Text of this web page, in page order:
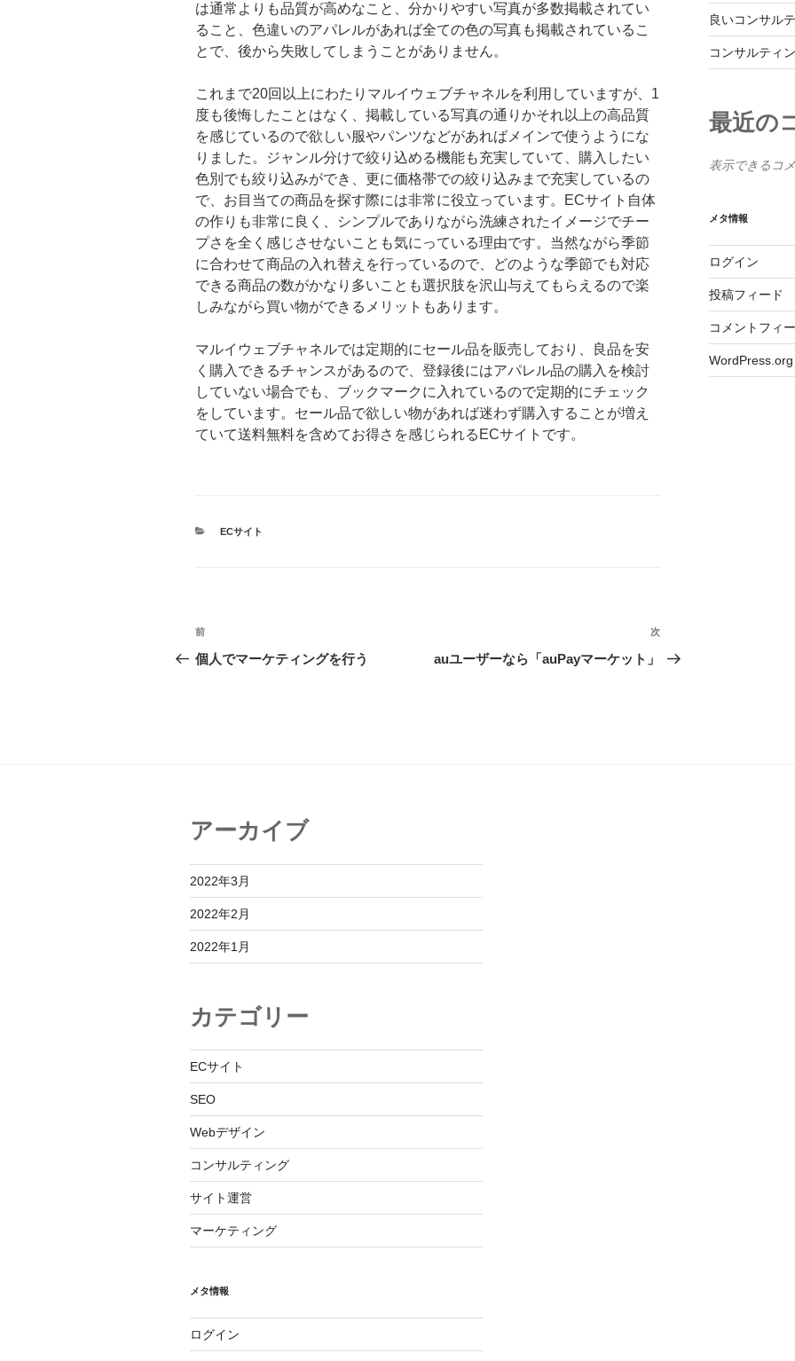
は通常よりも品質が高めなこと、分かりやすい写真が多数掲載されてい
ること、色違いのアパレルがあれば全ての色の写真も掲載されているこ
とで、後から失敗してしまうことがありません。
これまで20回以上にわたりマルイウェブチャネルを利用していますが、1
度も後悔したことはなく、掲載している写真の通りかそれ以上の高品質
を感じているので欲しい服やパンツなどがあればメインで使うようにな
りました。ジャンル分けで絞り込める機能も充実していて、購入したい
色別でも絞り込みができ、更に価格帯での絞り込みまで充実しているの
で、お目当ての商品を探す際には非常に役立っています。ECサイト自体
の作りも非常に良く、シンプルでありながら洗練されたイメージでチー
プさを全く感じさせないことも気にっている理由です。当然ながら季節
に合わせて商品の入れ替えを行っているので、どのような季節でも対応
できる商品の数がかなり多いことも選択肢を沢山与えてもらえるので楽
しみながら買い物ができるメリットもあります。
マルイウェブチャネルでは定期的にセール品を販売しており、良品を安
く購入できるチャンスがあるので、登録後にはアパレル品の購入を検討
していない場合でも、ブックマークに入れているので定期的にチェック
をしています。セール品で欲しい物があれば迷わず購入することが増え
ていて送料無料を含めてお得さを感じられるECサイトです。
カ
ECサイト
投
稿
シ
ョ
ン
前
の
前
個人でマーケティングを行う
次
の
次
auユーザーなら「auPayマーケット」
良いコンサル
コンサルティ
最近の
表示できるコ
メタ情報
ログイン
投稿フィード
コメントフィ
WordPress.org
アーカイブ
2022年3月
2022年2月
2022年1月
カテゴリー
ECサイト
SEO
Webデザイン
コンサルティング
サイト運営
マーケティング
メタ情報
ログイン